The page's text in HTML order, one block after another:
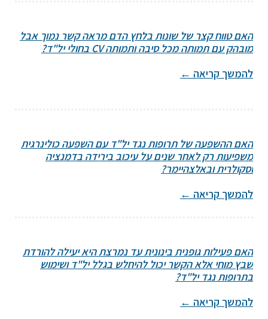
האם טווח קצר של שונות בלחץ הדם מראה קשר נמוך אבל
מובהק עם תמותה מכל סיבה ותמותה CV בחולי יל"ד?
להמשך קריאה ←
האם ההשפעה של תרופות נגד יל"ד עם השפעה כולינרגית
משפיעות רק לאחר שנים על עיכוב בירידה בדמנציה
וסקולרית ובאלצהיימר?
להמשך קריאה ←
האם פעילות גופנית בינונית עד נמרצת היא יעילה להורדת
שבץ מוחי אלא הקשר יכול להיחלש בגלל יל"ד ושימוש
בתרופות נגד יל"ד?
להמשך קריאה ←